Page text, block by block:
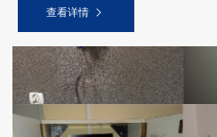
力海外查看详情